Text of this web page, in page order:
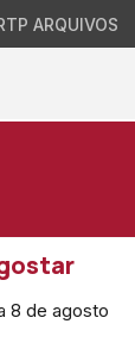
ARQUIVOS
8 de agosto